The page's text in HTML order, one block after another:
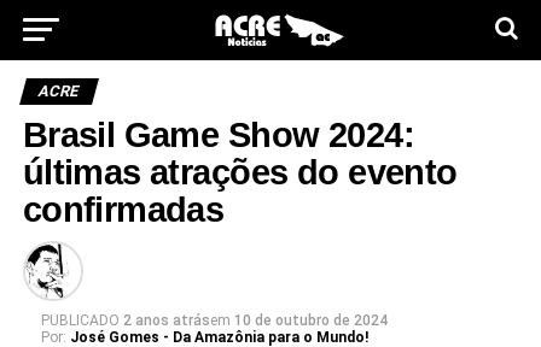
ACRE
Brasil Game Show 2024:
últimas atrações do evento
confirmadas
PUBLICADO 2 anos atrásem 10 de outubro de 2024
Por: José Gomes - Da Amazônia para o Mundo!